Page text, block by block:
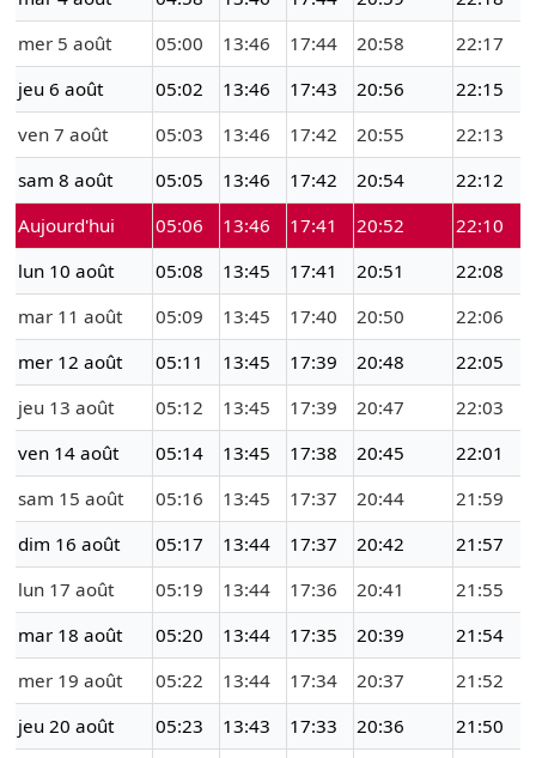
mer 5 août
05:00 13:46 17:44 20:58
22:17
jeu 6 août
05:02 13:46 17:43 20:56
22:15
ven 7 août
05:03 13:46 17:42 20:55
22:13
sam 8 août
05:05 13:46 17:42 20:54
22:12
Aujourd'hui
05:06 13:46 17:41 20:52
22:10
lun 10 août
05:08 13:45 17:41 20:51
22:08
mar 11 août
05:09 13:45 17:40 20:50
22:06
mer 12 août
05:11 13:45 17:39 20:48
22:05
jeu 13 août
05:12 13:45 17:39 20:47
22:03
ven 14 août
05:14 13:45 17:38 20:45
22:01
sam 15 août
05:16 13:45 17:37 20:44
21:59
dim 16 août
05:17 13:44 17:37 20:42
21:57
lun 17 août
05:19 13:44 17:36 20:41
21:55
mar 18 août
05:20 13:44 17:35 20:39
21:54
mer 19 août
05:22 13:44 17:34 20:37
21:52
jeu 20 août
05:23 13:43 17:33 20:36
21:50